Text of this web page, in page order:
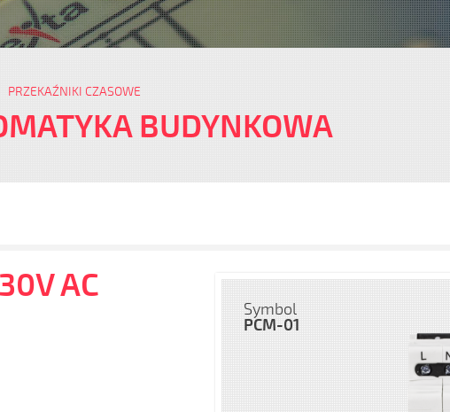
PRZEKAŹNIKI CZASOWE
BUDYNKOWA
AC
Symbol
PCM-01